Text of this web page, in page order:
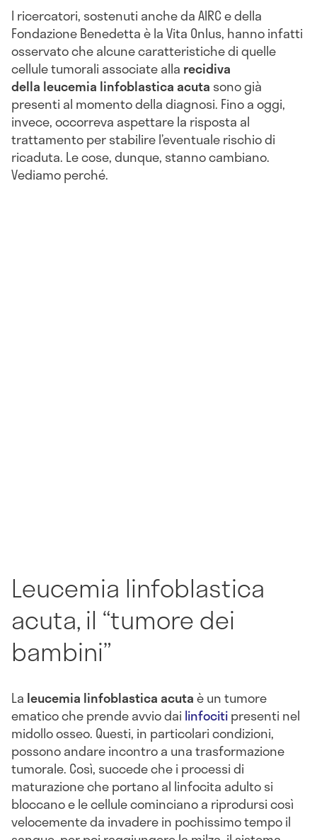
I ricercatori, sostenuti anche da AIRC e della
Fondazione Benedetta è la Vita Onlus, hanno infatti
osservato che alcune caratteristiche di quelle
cellule tumorali associate alla recidiva
della leucemia linfoblastica acuta sono già
presenti al momento della diagnosi. Fino a oggi,
invece, occorreva aspettare la risposta al
trattamento per stabilire l’eventuale rischio di
ricaduta. Le cose, dunque, stanno cambiano.
Vediamo perché.
Leucemia linfoblastica
acuta, il “tumore dei
bambini”
La leucemia linfoblastica acutaè un tumore
ematico che prende avvio dai linfocitipresenti nel
midollo osseo. Questi, in particolari condizioni,
possono andare incontro a una trasformazione
tumorale. Così, succede che i processi di
maturazione che portano al linfocita adulto si
bloccano e le cellule cominciano a riprodursi così
velocemente da invadere in pochissimo tempo il